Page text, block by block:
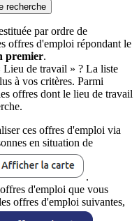
recherche
par ordre de
offres d'emploi répondant le
premier.
Lieu de travail » ? La liste
à vos critères. Parmi
offres dont le lieu de travail
ces offres d'emploi via
en situation de
.
d'emploi que vous
offres d'emploi suivantes,